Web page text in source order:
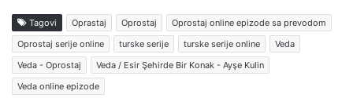
Tagovi Oprastaj Oprostaj
Oprostaj online epizode sa prevodom
Oprostaj serije online
turske serije turske serije online
Veda
Veda - Oprostaj
Veda / Esir Şehirde Bir Konak - Ayşe Kulin
Veda online epizode